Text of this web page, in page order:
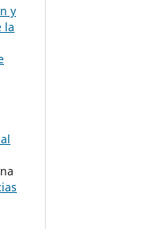
y
la